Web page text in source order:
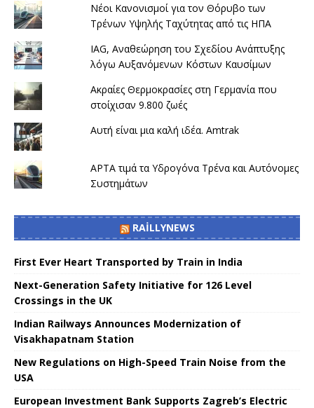
Νέοι Κανονισμοί για τον Θόρυβο των
Τρένων Υψηλής Ταχύτητας από τις ΗΠΑ
IAG, Αναθεώρηση του Σχεδίου Ανάπτυξης
λόγω Αυξανόμενων Κόστων Καυσίμων
Ακραίες Θερμοκρασίες στη Γερμανία που
στοίχισαν 9.800 ζωές
Αυτή είναι μια καλή ιδέα. Amtrak
APTA τιμά τα Υδρογόνα Τρένα και Αυτόνομες
Συστημάτων
RAILLYNEWS
First Ever Heart Transported by Train in India
Next-Generation Safety Initiative for 126 Level
Crossings in the UK
Indian Railways Announces Modernization of
Visakhapatnam Station
New Regulations on High-Speed ​​Train Noise from the
USA
European Investment Bank Supports Zagreb’s Electric